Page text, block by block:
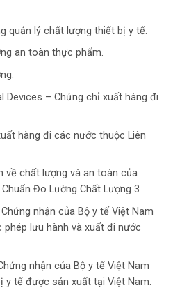
quản lý chất lượng thiết bị y tế.
an toàn thực phẩm.
Devices – Chứng chỉ xuất hàng đi
hàng đi các nước thuộc Liên
về chất lượng và an toàn của
Đo Lường Chất Lượng 3
nhận của Bộ y tế Việt Nam
lưu hành và xuất đi nước
nhận của Bộ y tế Việt Nam
y tế được sản xuất tại Việt Nam.